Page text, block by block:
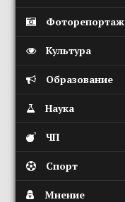
Фоторепортаж
Культура
Образование
Наука
ЧП
Спорт
Мнение